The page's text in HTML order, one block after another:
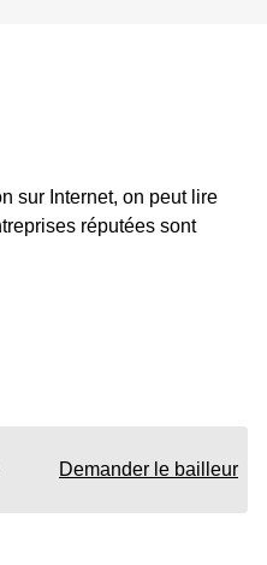
sur Internet, on peut lire
réputées sont
Demander le bailleur